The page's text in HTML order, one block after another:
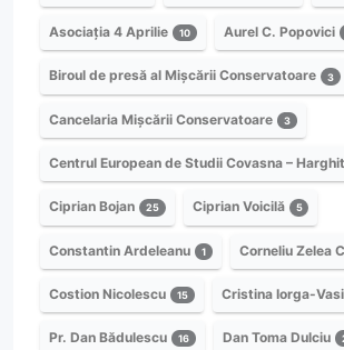
Asociația 4 Aprilie 10 Aurel C. Popovici
Biroul de presă al Mișcării Conservatoare 3
Cancelaria Mișcării Conservatoare 3
Centrul European de Studii Covasna –
Ciprian Bojan 25 Ciprian Voicilă 5
Constantin Ardeleanu 1 Corneliu Zelea
Costion Nicolescu 15 Cristina Iorga-
Pr. Dan Bădulescu 16 Dan Toma Dulciu